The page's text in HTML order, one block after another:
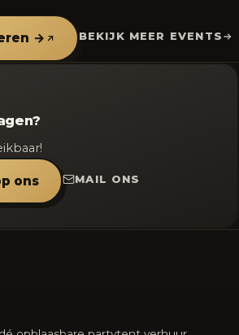
→ BEKIJK MEER EVENTS
ons MAIL ONS